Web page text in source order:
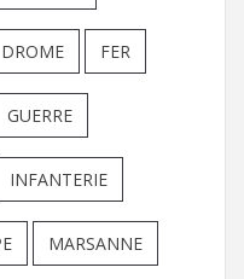
DROME FER
GUERRE
INFANTERIE
MARSANNE